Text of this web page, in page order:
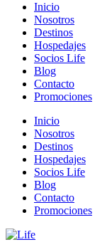
Inicio
Nosotros
Destinos
Hospedajes
Socios Life
Blog
Contacto
Promociones
Inicio
Nosotros
Destinos
Hospedajes
Socios Life
Blog
Contacto
Promociones